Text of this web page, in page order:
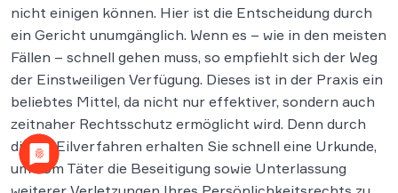
nicht einigen können. Hier ist die Entscheidung durch
ein Gericht unumgänglich. Wenn es – wie in den meisten
Fällen – schnell gehen muss, so empfiehlt sich der Weg
der Einstweiligen Verfügung. Dieses ist in der Praxis ein
beliebtes Mittel, da nicht nur effektiver, sondern auch
zeitnaher Rechtsschutz ermöglicht wird. Denn durch
dieses Eilverfahren erhalten Sie schnell eine Urkunde,
um vom Täter die Beseitigung sowie Unterlassung